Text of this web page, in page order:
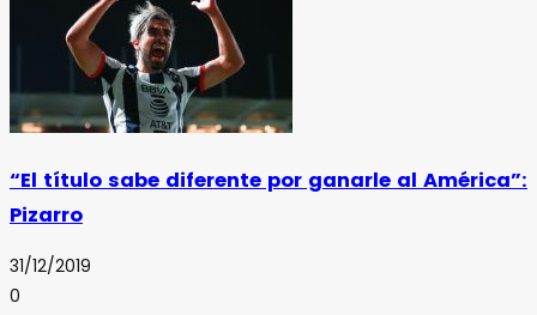
“El título sabe diferente por ganarle al América”:
Pizarro
31/12/2019
0